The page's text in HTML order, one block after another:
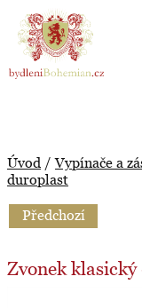
BydleniBohemian.cz
Úvod /Vypínače a
duroplast
Předchozí
Zvonek